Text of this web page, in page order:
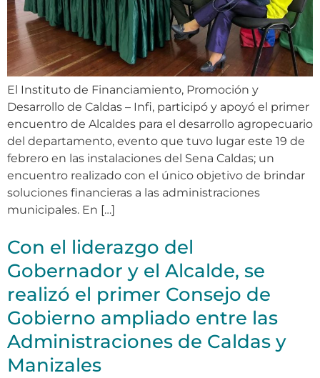
El Instituto de Financiamiento, Promoción y
Desarrollo de Caldas – Infi, participó y apoyó el primer
encuentro de Alcaldes para el desarrollo agropecuario
del departamento, evento que tuvo lugar este 19 de
febrero en las instalaciones del Sena Caldas; un
encuentro realizado con el único objetivo de brindar
soluciones financieras a las administraciones
municipales. En […]
Con el liderazgo del
Gobernador y el Alcalde, se
realizó el primer Consejo de
Gobierno ampliado entre las
Administraciones de Caldas y
Manizales